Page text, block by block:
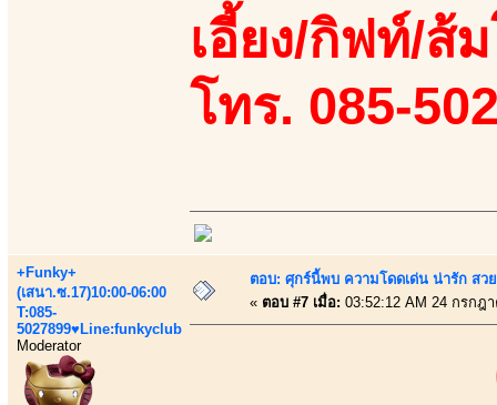
เอี้ยง/กิฟท์/ส้
โทร. 085-
+Funky+
(เสนา.ซ.17)10:00-06:00
T:085-
5027899♥Line:funkyclub
Moderator
ตอบ: ศุกร์นี้พบ ความโดดเด่น น่ารัก สว
« ตอบ #7 เมื่อ: 03:52:12 AM 24 กรกฎ